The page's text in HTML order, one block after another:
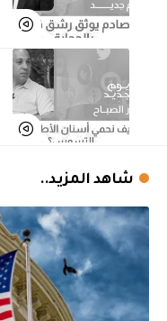
شاهد المزيد..